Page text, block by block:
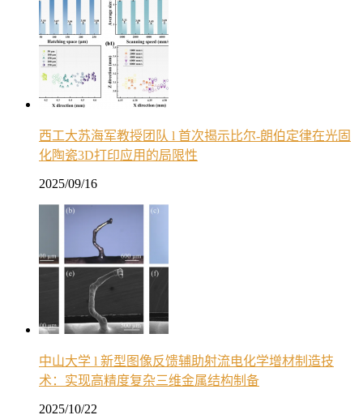
西工大苏海军教授团队 l 首次揭示比尔-朗伯定律在光固
化陶瓷3D打印应用的局限性
2025/09/16
中山大学 l 新型图像反馈辅助射流电化学增材制造技
术：实现高精度复杂三维金属结构制备
2025/10/22